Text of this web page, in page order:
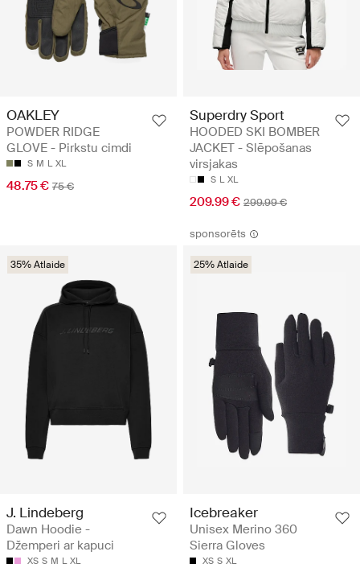
OAKLEY
POWDER RIDGE
GLOVE - Pirkstu cimdi
S M L XL
48.75 € 75 €
Superdry Sport
HOODED SKI BOMBER
JACKET - Slēpošanas
virsjakas
S L XL
209.99 € 299.99 €
35% Atlaide
J. Lindeberg
Dawn Hoodie -
Džemperi ar kapuci
XS S M L XL
sponsorēts
25% Atlaide
Icebreaker
Unisex Merino 360
Sierra Gloves
XS S XL